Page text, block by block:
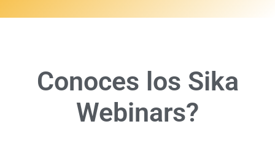
Conoces los Sika
Webinars?